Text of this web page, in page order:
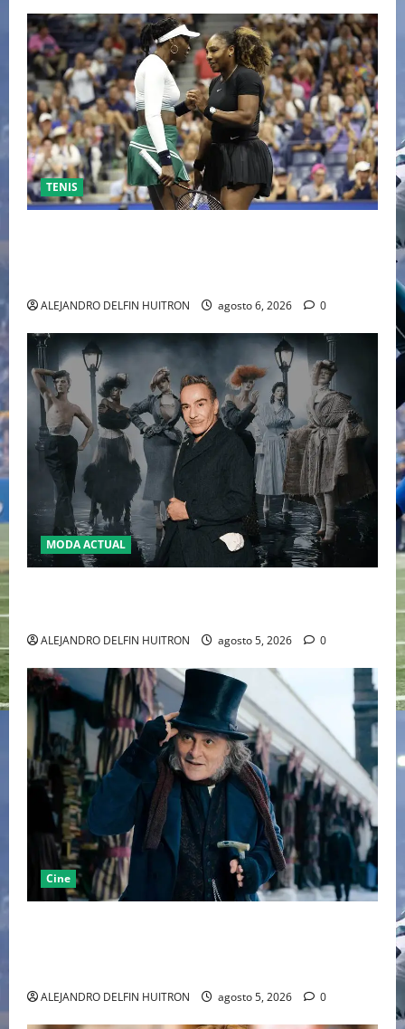
TENIS
ALEJANDRO DELFIN HUITRON agosto 6, 2026 0
MODA ACTUAL
ALEJANDRO DELFIN HUITRON agosto 5, 2026 0
Cine
ALEJANDRO DELFIN HUITRON agosto 5, 2026 0